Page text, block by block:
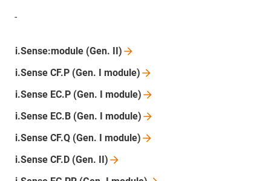
-
i.Sense:module (Gen.
II)
i.Sense CF.P (Gen. I module)
i.Sense EC.P (Gen. I module)
i.Sense EC.B (Gen. I module)
i.Sense CF.Q (Gen. I module)
i.Sense CF.D (Gen.
II)